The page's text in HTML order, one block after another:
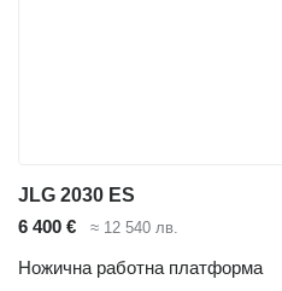
JLG 2030 ES
6 400 €
≈ 12 540 лв.
Ножична работна платформа